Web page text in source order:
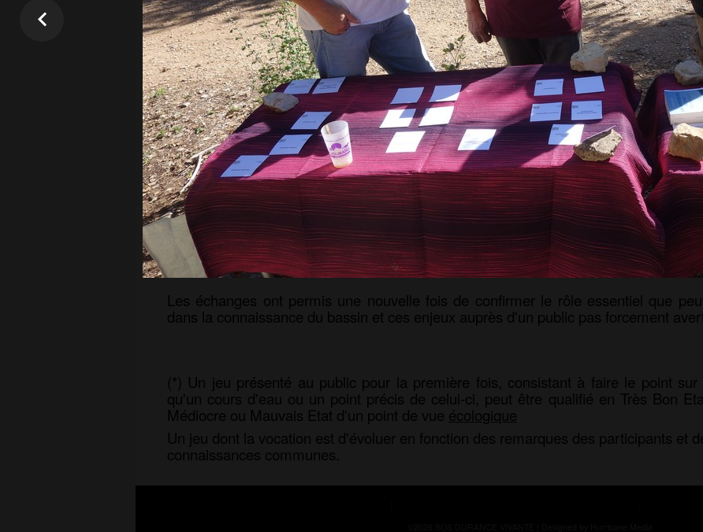
Joomla Gallerymakes it better. Balbooa.com
Comme chaque année, SOS Durance Vivante était présente à la fête du
Rhône)
Le stand était organisé autour de 3 thématiques principales :
Les aménagements de Durance où comment l’État à travers EDF a industrialisé
Les droits de Durance où les limites du droit de l’environnement
La qualité écologique des eaux de surface abordée à partir d’un jeu (*)
Les échanges ont permis une nouvelle fois de confirmer le rôle essentiel que
dans la connaissance du bassin et ces enjeux auprès d'un public pas forcement
(*) Un jeu présenté au public pour la première fois, consistant à faire le point
qu'un cours d'eau ou un point précis de celui-ci, peut être qualifié en Très Bon
Médiocre ou Mauvais Etat d'un point de vue écologique
Un jeu dont la vocation est d'évoluer en fonction des remarques des participants et
connaissances communes.